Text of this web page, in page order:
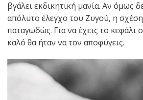
βγάλει εκδικητική μανία. Αν όμως
απόλυτο έλεγχο του Ζυγού, η
παταγωδώς. Για να έχεις το κεφάλι
καλό θα ήταν να τον αποφύγεις.